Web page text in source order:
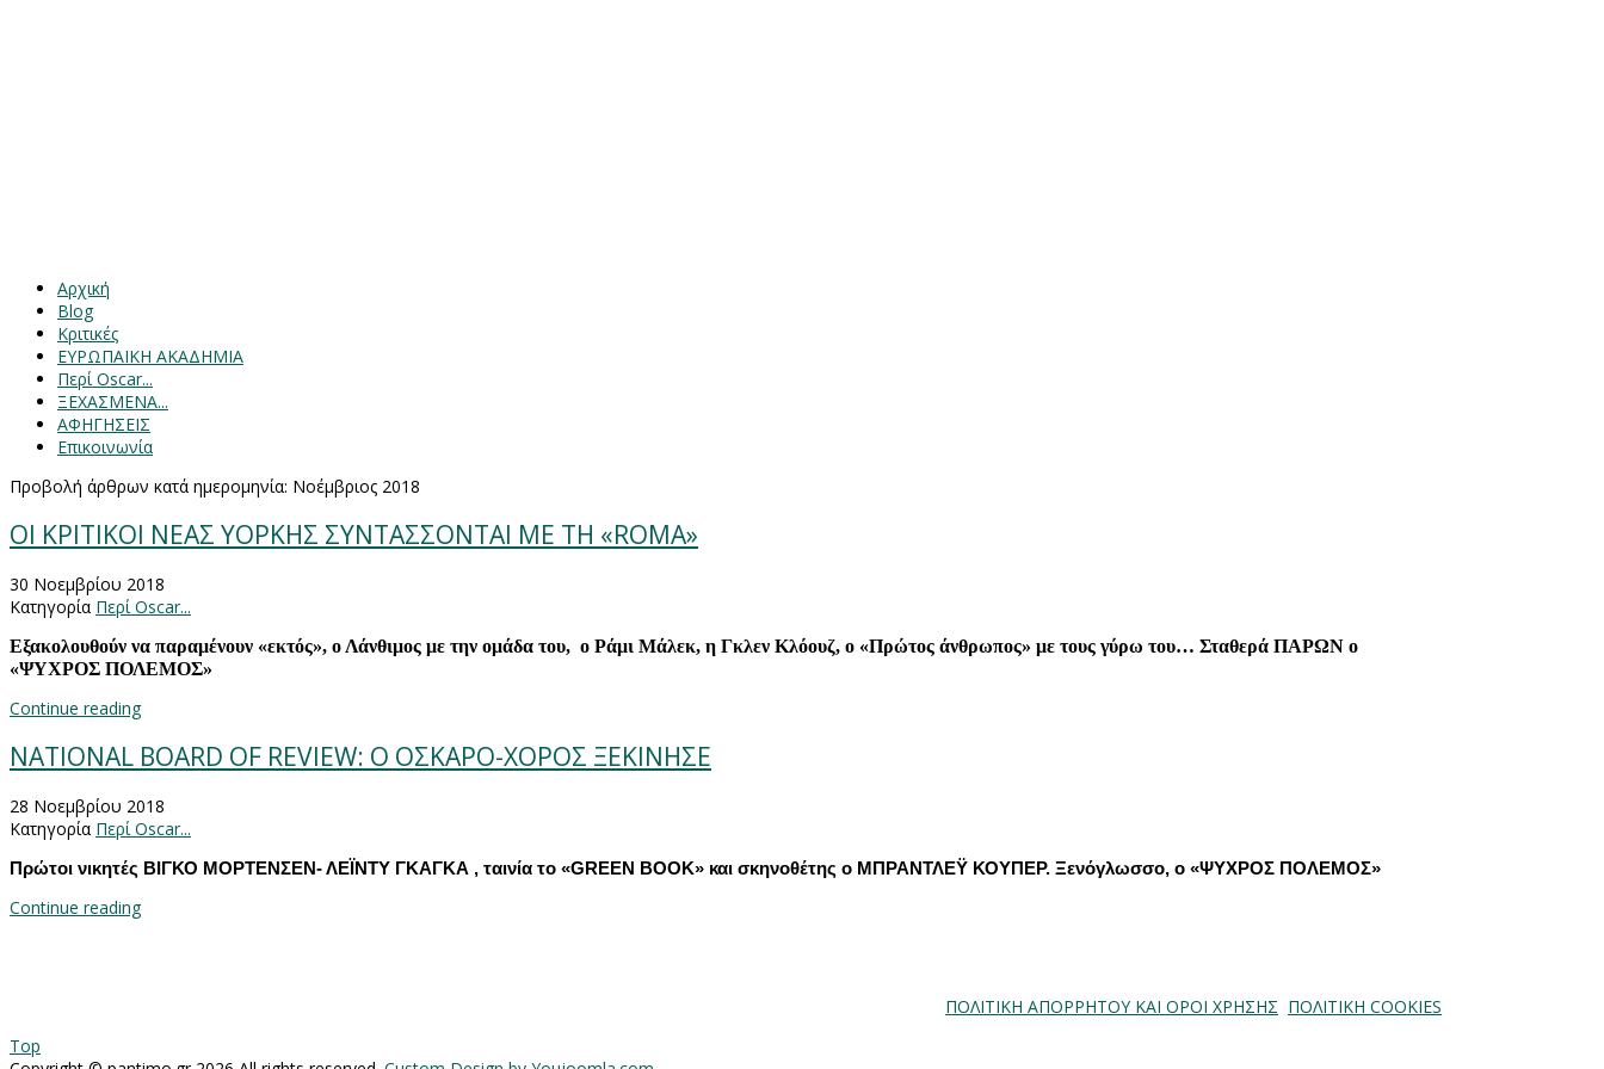
Αρχική
Blog
Κριτικές
ΕΥΡΩΠΑΙΚΗ ΑΚΑΔΗΜΙΑ
Περί Oscar...
ΞΕΧΑΣΜΕΝΑ...
ΑΦΗΓΗΣΕΙΣ
Επικοινωνία
Προβολή άρθρων κατά ημερομηνία: Νοέμβριος 2018
ΟΙ ΚΡΙΤΙΚΟΙ ΝΕΑΣ ΥΟΡΚΗΣ ΣΥΝΤΑΣΣΟΝΤΑΙ ΜΕ ΤΗ «ROMA»
30 Νοεμβρίου 2018
Κατηγορία Περί Oscar...
Εξακολουθούν να παραμένουν «εκτός», ο Λάνθιμος με την ομάδα του, ο Ράμι Μάλεκ, η Γκλεν Κλόουζ, ο «Πρώτος άνθρωπος» με τους γύρω του… Σταθερά ΠΑΡΩΝ ο
«ΨΥΧΡΟΣ ΠΟΛΕΜΟΣ»
Continue reading
NATIONAL BOARD OF REVIEW: Ο ΟΣΚΑΡΟ-ΧΟΡΟΣ ΞΕΚΙΝΗΣΕ
28 Νοεμβρίου 2018
Κατηγορία Περί Oscar...
Πρώτοι νικητές ΒΙΓΚΟ ΜΟΡΤΕΝΣΕΝ- ΛΕΪΝΤΥ ΓΚΑΓΚΑ , ταινία το «GREEN BOOK» και σκηνοθέτης ο ΜΠΡΑΝΤΛΕΫ ΚΟΥΠΕΡ. Ξενόγλωσσο, ο «ΨΥΧΡΟΣ ΠΟΛΕΜΟΣ»
Continue reading
ΠΟΛΙΤΙΚΗ ΑΠΟΡΡΗΤΟΥ ΚΑΙ ΟΡΟΙ ΧΡΗΣΗΣ ΠΟΛΙΤΙΚΗ COOKIES
Top